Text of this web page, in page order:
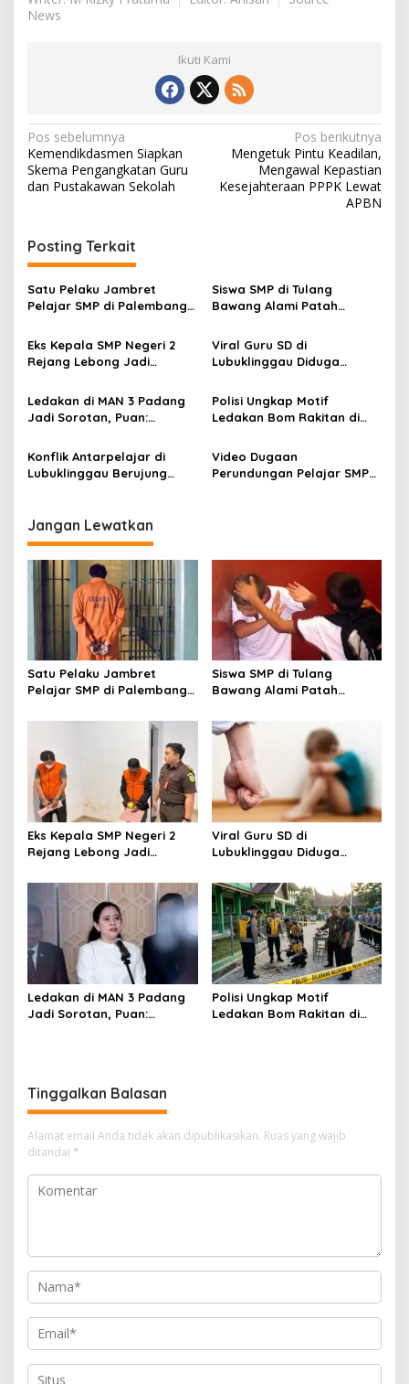
News
Ikuti Kami
N
a
v
g
a
s
i
p
o
s
Pos sebelumnya
Kemendikdasmen Siapkan
Skema Pengangkatan Guru
dan Pustakawan Sekolah
Pos berikutnya
Mengetuk Pintu Keadilan,
Mengawal Kepastian
Kesejahteraan PPPK Lewat
APBN
Posting Terkait
Satu Pelaku Jambret
Pelajar SMP di Palembang
Rekannya
Siswa SMP di Tulang
Bawang Alami Patah
Dua Insiden Viral Diusut
Eks Kepala SMP Negeri 2
Rejang Lebong Jadi
Dana BOSP
Viral Guru SD di
Lubuklinggau Diduga
Lakukan Penyelidikan
Ledakan di MAN 3 Padang
Jadi Sorotan, Puan:
Perundungan sebagai
Kenakalan Biasa
Polisi Ungkap Motif
Ledakan Bom Rakitan di
Dipicu Perundungan
Konflik Antarpelajar di
Lubuklinggau Berujung
Video Dugaan
Perundungan Pelajar SMP
Jangan Lewatkan
Satu Pelaku Jambret
Pelajar SMP di Palembang
Rekannya
Siswa SMP di Tulang
Bawang Alami Patah
Dua Insiden Viral Diusut
Eks Kepala SMP Negeri 2
Rejang Lebong Jadi
Dana BOSP
Viral Guru SD di
Lubuklinggau Diduga
Lakukan Penyelidikan
Ledakan di MAN 3 Padang
Jadi Sorotan, Puan:
Polisi Ungkap Motif
Ledakan Bom Rakitan di
Tinggalkan Balasan
Alamat email Anda tidak akan dipublikasikan. Ruas yang wajib
ditandai *